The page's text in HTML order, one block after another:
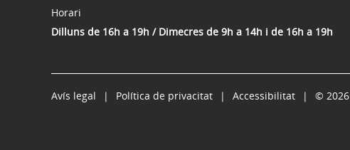
Horari
Dilluns de 16h a 19h / Dimecres de 9h a 14h i de 16h a 19h
Avís legal Política de privacitat Accessibilitat © 2026